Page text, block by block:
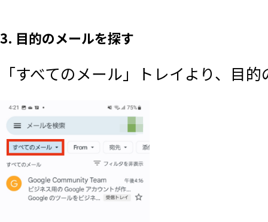
3. 目的のメールを探す
「すべてのメール」トレイより、目